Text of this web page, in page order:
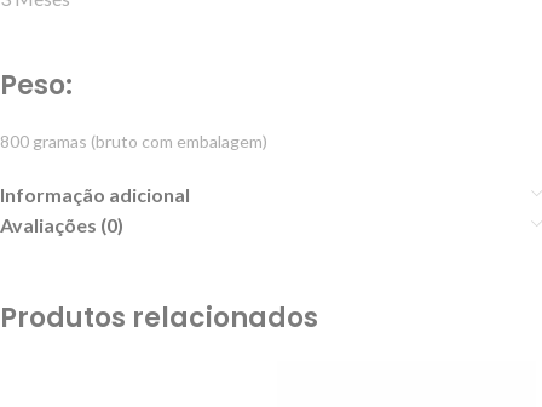
Peso:
800 gramas (bruto com embalagem)
Informação adicional
Avaliações (0)
Produtos relacionados